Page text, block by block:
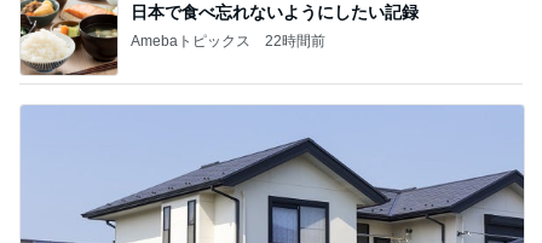
日本で食べ忘れないようにしたい記録
Amebaトピックス 22時間前